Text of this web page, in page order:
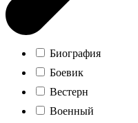
Биография
Боевик
Вестерн
Военный